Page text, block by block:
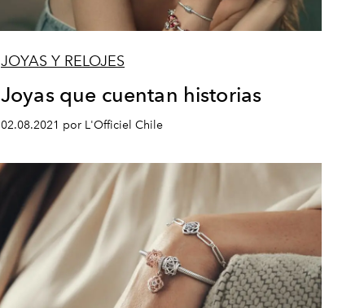
JOYAS Y RELOJES
Joyas que cuentan historias
02.08.2021 por L'Officiel Chile